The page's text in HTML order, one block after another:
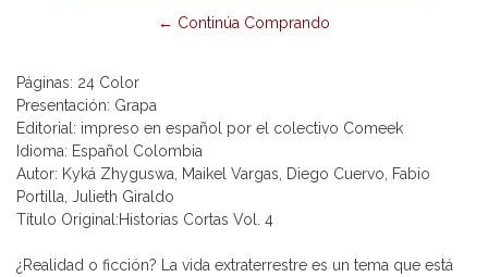
← Continúa Comprando
Páginas: 24 Color
Presentación: Grapa
Editorial: impreso en español por el colectivo Comeek
Idioma: Español Colombia
Autor: Kyká Zhyguswa, Maikel Vargas, Diego Cuervo, Fabio
Portilla, Julieth Giraldo
Título Original:Historias Cortas Vol. 4
¿Realidad o ficción? La vida extraterrestre es un tema que está